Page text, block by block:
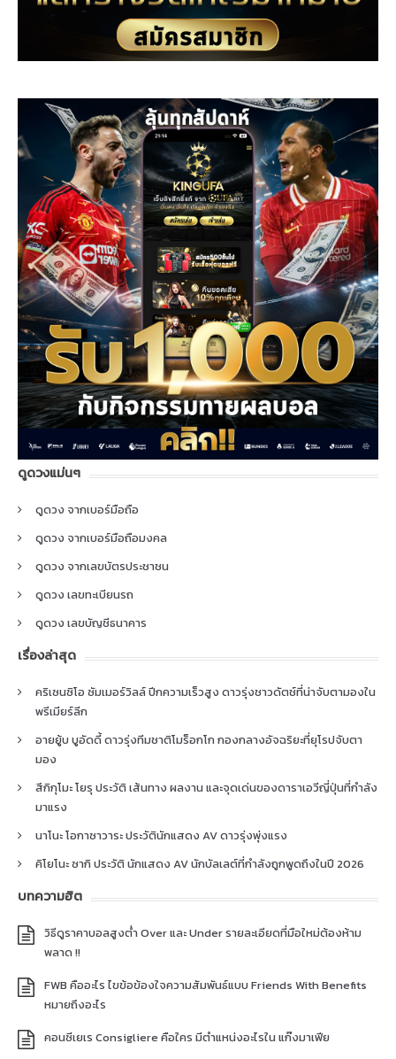
ดูดวงแม่นๆ
ดูดวง จากเบอร์มือถือ
ดูดวง จากเบอร์มือถือมงคล
ดูดวง จากเลขบัตรประชาชน
ดูดวง เลขทะเบียนรถ
ดูดวง เลขบัญชีธนาคาร
เรื่องล่าสุด
คริเซนซิโอ ซัมเมอร์วิลล์ ปีกความเร็วสูง ดาวรุ่งชาวดัตช์ที่น่าจับตามองใน
พรีเมียร์ลีก
อายยู้บ บูอัดดี้ ดาวรุ่งทีมชาติโมร็อกโก กองกลางอัจฉริยะที่ยุโรปจับตา
มอง
สึกิกุโมะ โยรุ ประวัติ เส้นทาง ผลงาน และจุดเด่นของดาราเอวีญี่ปุ่นที่กำลัง
มาแรง
นาโนะ โอกาซาวาระ ประวัตินักแสดง AV ดาวรุ่งพุ่งแรง
คิโยโนะ ซากิ ประวัติ นักแสดง AV นักบัลเลต์ที่กำลังถูกพูดถึงในปี 2026
บทความฮิต
วิธีดูราคาบอลสูงต่ำ Over และ Under รายละเอียดที่มือใหม่ต้องห้าม
พลาด !!
FWB คืออะไร ไขข้อข้องใจความสัมพันธ์แบบ Friends With Benefits
หมายถึงอะไร
คอนซีเยเร Consigliere คือใคร มีตำแหน่งอะไรใน แก๊งมาเฟีย